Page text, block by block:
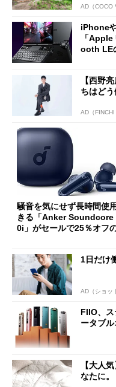
AD（COCO
iPhone
「
ooth LE
【西野
ちはどう
AD（FINCHI
騒音を気にせず長時間使
きる「Anker Soundcore
0i」がセールで25％オフ
1日だけ
AD（ショッ
FIIO、
ータブ
【大人
なたに。